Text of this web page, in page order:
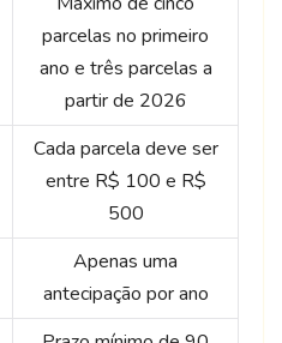
parcelas no primeiro
ano e três parcelas a
partir de 2026
Cada parcela deve ser
entre R$ 100 e R$
500
Apenas uma
antecipação por ano